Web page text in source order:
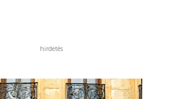
hirdetés